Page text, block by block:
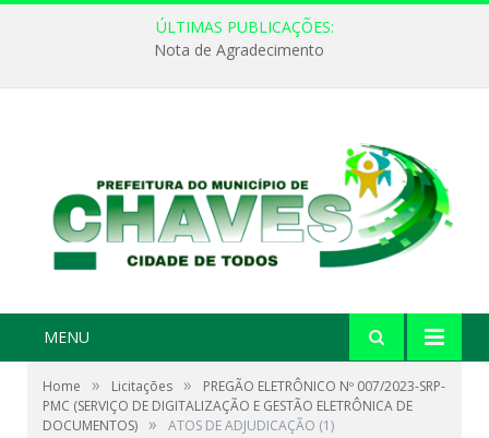
ÚLTIMAS PUBLICAÇÕES:
Nota de Agradecimento
MENU
Home » Licitações »
PREGÃO ELETRÔNICO Nº 007/2023-SRP-
PMC (SERVIÇO DE DIGITALIZAÇÃO E GESTÃO ELETRÔNICA DE
DOCUMENTOS) » ATOS DE ADJUDICAÇÃO (1)